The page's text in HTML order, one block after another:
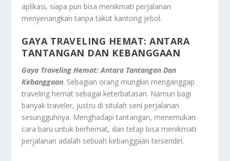
aplikasi, siapa pun bisa menikmati perjalanan
menyenangkan tanpa takut kantong jebol.
GAYA TRAVELING HEMAT: ANTARA
TANTANGAN DAN KEBANGGAAN
Gaya Traveling Hemat: Antara Tantangan Dan
Kebanggaan. Sebagian orang mungkin menganggap
traveling hemat sebagai keterbatasan. Namun bagi
banyak traveler, justru di situlah seni perjalanan
sesungguhnya. Menghadapi tantangan, menemukan
cara baru untuk berhemat, dan tetap bisa menikmati
perjalanan adalah sebuah kebanggaan tersendiri.